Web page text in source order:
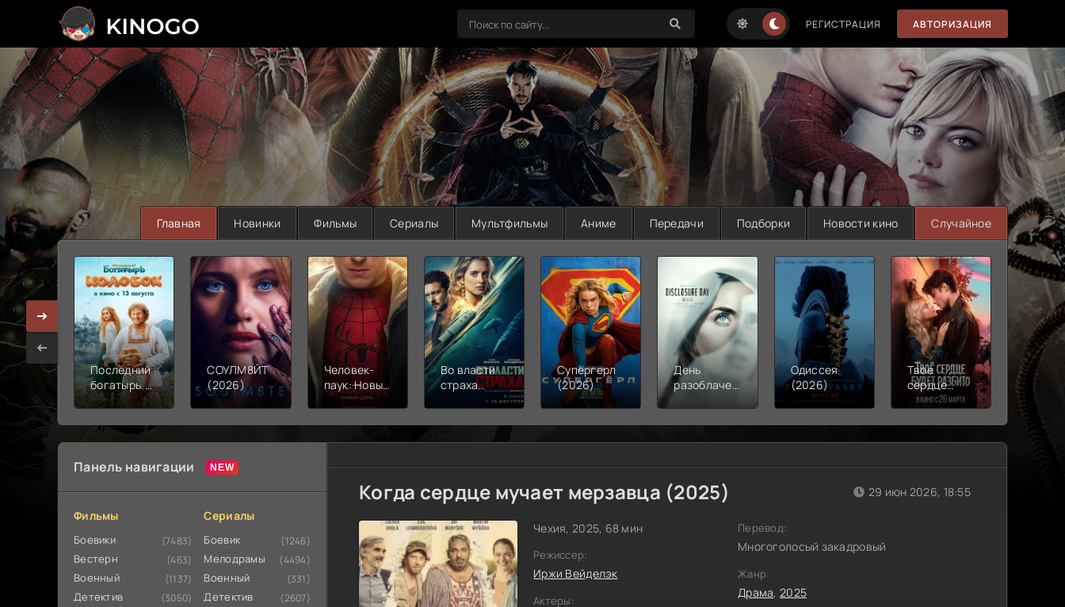
РЕГИСТРАЦИЯ АВТОРИЗАЦИЯ
>
Главная Новинки Фильмы Сериалы Мультфильмы Аниме Передачи Подборки Новости кино Случайное
Последний
богатырь.
Колобок
СОУЛМ8ЙТ
(2026)
Человек-
паук: Новый
день (2026)
Во власти
страха
Супергерл
(2026)
День
разоблачения
Одиссея
(2026)
Твое
сердце
будет
(2026)
Моана
(2026)
Панель навигации
Фильмы
Боевики (7483)
Вестерн (463)
Военный (1137)
Детектив (3050)
Сериалы
Боевик (1246)
Мелодрамы (4494)
Военный (331)
Детектив (2607)
Когда сердце мучает мерзавца (2025)
Чехия, 2025, 68 мин
Режиссер:
Иржи Вейделэк
Актеры:
29 июн 2026, 18:55
Перевод:
Многоголосый закадровый
Жанр:
Драма, 2025